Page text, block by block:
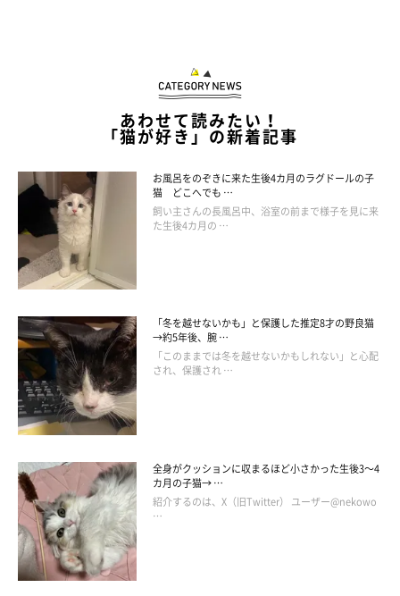
＠siberian_nya_
最後に、にゃーちゃんと今後どう暮らしていきたいか、飼い主さ
んにお聞きしました。
飼い主さん：
「にゃーちゃんがおうちに来てくれて本当によかったと思います
し、大切な家族です。にゃーちゃんの成長を一番近くで見守り、
家族の一員として一緒にのんびり暮らしていきたいです」
にゃーちゃんとのこれからがとっても楽しみですね。
写真提供・取材協力／ ＠siberian_nya_さん／Instagram
取材・文／長谷部サチ
※この記事は投稿者さまに取材し、了承の上制作したものです。
2025年10月時点の情報であり、現在と異なる場合があります。
あわせて読みたい！
「猫が好き」の新着記事
お風呂をのぞきに来た生後4カ月のラグドールの子
猫 どこへでも …
飼い主さんの長風呂中、浴室の前まで様子を見に来
た生後4カ月の …
「冬を越せないかも」と保護した推定8才の野良猫
→約5年後、腕 …
「このままでは冬を越せないかもしれない」と心配
され、保護され …
全身がクッションに収まるほど小さかった生後3～4
カ月の子猫→ …
紹介するのは、X（旧Twitter） ユーザー@nekowo
…